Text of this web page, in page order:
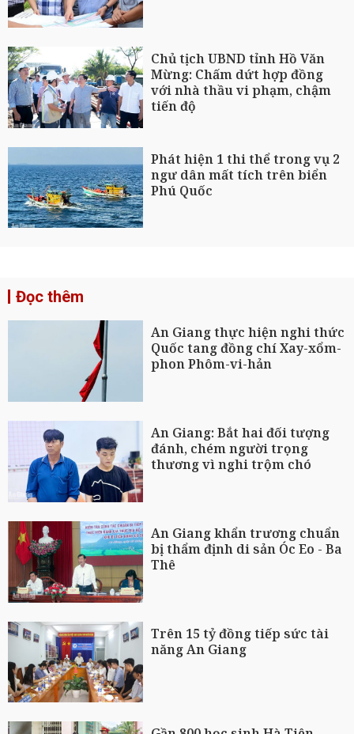
Chủ tịch UBND tỉnh Hồ Văn
Mừng: Chấm dứt hợp đồng
với nhà thầu vi phạm, chậm
tiến độ
Phát hiện 1 thi thể trong vụ 2
ngư dân mất tích trên biển
Phú Quốc
Đọc thêm
An Giang thực hiện nghi thức
Quốc tang đồng chí Xay-xổm-
phon Phôm-vi-hản
An Giang: Bắt hai đối tượng
đánh, chém người trọng
thương vì nghi trộm chó
An Giang khẩn trương chuẩn
bị thẩm định di sản Óc Eo - Ba
Thê
Trên 15 tỷ đồng tiếp sức tài
năng An Giang